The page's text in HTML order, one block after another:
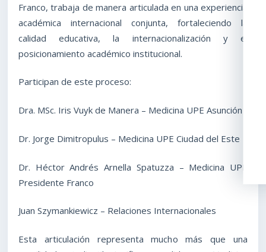
Franco, trabaja de manera articulada en una experiencia
académica internacional conjunta, fortaleciendo la
calidad educativa, la internacionalización y el
posicionamiento académico institucional.
Participan de este proceso:
Dra. MSc. Iris Vuyk de Manera – Medicina UPE Asunción
Dr. Jorge Dimitropulus – Medicina UPE Ciudad del Este
Dr. Héctor Andrés Arnella Spatuzza – Medicina UPE
Presidente Franco
Juan Szymankiewicz – Relaciones Internacionales
Esta articulación representa mucho más que una